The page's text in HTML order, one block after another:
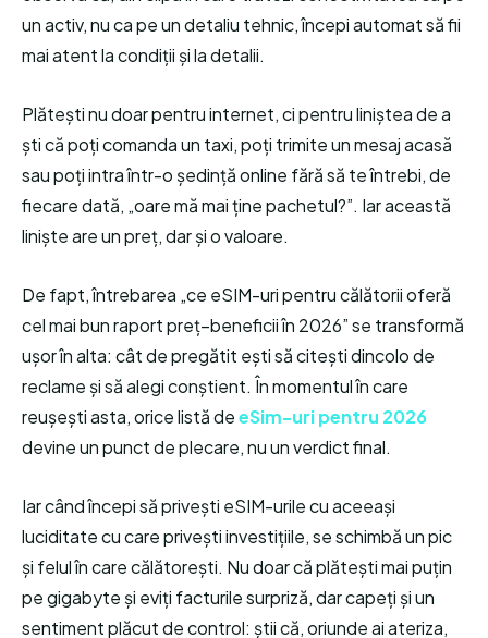
un activ, nu ca pe un detaliu tehnic, începi automat să fii
mai atent la condiții și la detalii.
Plătești nu doar pentru internet, ci pentru liniștea de a
ști că poți comanda un taxi, poți trimite un mesaj acasă
sau poți intra într-o ședință online fără să te întrebi, de
fiecare dată, „oare mă mai ține pachetul?”. Iar această
liniște are un preț, dar și o valoare.
De fapt, întrebarea „ce eSIM-uri pentru călătorii oferă
cel mai bun raport preț–beneficii în 2026” se transformă
ușor în alta: cât de pregătit ești să citești dincolo de
reclame și să alegi conștient. În momentul în care
reușești asta, orice listă deeSim-uri pentru 2026
devine un punct de plecare, nu un verdict final.
Iar când începi să privești eSIM-urile cu aceeași
luciditate cu care privești investițiile, se schimbă un pic
și felul în care călătorești. Nu doar că plătești mai puțin
pe gigabyte și eviți facturile surpriză, dar capeți și un
sentiment plăcut de control: știi că, oriunde ai ateriza,